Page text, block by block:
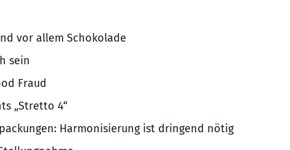
vor allem Schokolade
sein
Fraud
„Stretto 4“
Harmonisierung ist dringend nötig